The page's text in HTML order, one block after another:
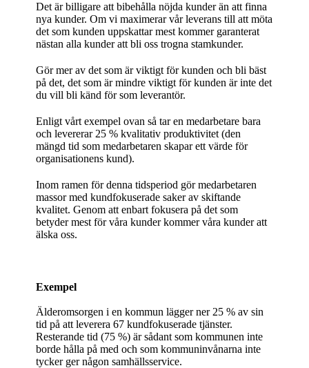
Det är billigare att bibehålla nöjda kunder än att finna
nya kunder. Om vi maximerar vår leverans till att möta
det som kunden uppskattar mest kommer garanterat
nästan alla kunder att bli oss trogna stamkunder.
Gör mer av det som är viktigt för kunden och bli bäst
på det, det som är mindre viktigt för kunden är inte det
du vill bli känd för som leverantör.
Enligt vårt exempel ovan så tar en medarbetare bara
och levererar 25 % kvalitativ produktivitet (den
mängd tid som medarbetaren skapar ett värde för
organisationens kund).
Inom ramen för denna tidsperiod gör medarbetaren
massor med kundfokuserade saker av skiftande
kvalitet. Genom att enbart fokusera på det som
betyder mest för våra kunder kommer våra kunder att
älska oss.
Exempel
Älderomsorgen i en kommun lägger ner 25 % av sin
tid på att leverera 67 kundfokuserade tjänster.
Resterande tid (75 %) är sådant som kommunen inte
borde hålla på med och som kommuninvånarna inte
tycker ger någon samhällsservice.